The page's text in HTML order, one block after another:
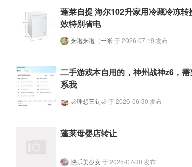
蓬莱自提 海尔102升家用冷藏冷冻转
效特别省电
来啦来啦（一米 于 2026-07-19 发布
二手游戏本自用的，神州战神z6，
系我
🌙理想三旬🌙于 2026-06-30 发布
蓬莱母婴店转让
快乐美少女于 2025-07-30 发布